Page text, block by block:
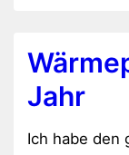
Jahr
Ich habe den